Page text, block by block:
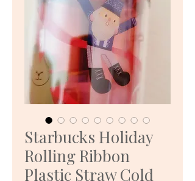
Starbucks Holiday
Rolling Ribbon
Plastic Straw Cold